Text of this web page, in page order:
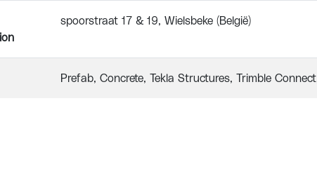
spoorstraat 17 & 19, Wielsbeke (België)
Prefab Concrete Tekla Structures Trimble Connect